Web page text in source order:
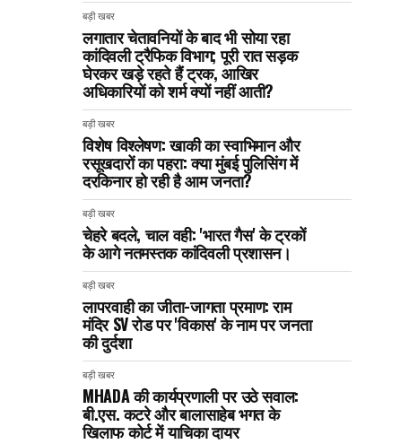
बड़ी खबर
लगातार चेतावनियों के बाद भी सोया रहा
कांदिवली ट्रैफिक विभाग; पूरी रात सड़क
घेरकर खड़े रहते हैं ट्रक, आखिर
अधिकारियों को शर्म क्यों नहीं आती?
बड़ी खबर
विशेष विश्लेषण: खाकी का स्वाभिमान और
रसूखदारों का पहरा: क्या मुंबई पुलिसिंग में
दरकिनार हो रही है आम जनता?
बड़ी खबर
चेहरे बदले, चाल वही: 'भारत गैस' के ट्रकों
के आगे नतमस्तक कांदिवली प्रशासन।
बड़ी खबर
लापरवाही का जीता-जागता प्रमाण: राम
मंदिर SV रोड पर 'विकास' के नाम पर जनता
की दुर्दशा
बड़ी खबर
MHADA की कार्यप्रणाली पर उठे सवाल:
बी.एस. कटरे और बालासाहेब भगत के
खिलाफ कोर्ट में याचिका दायर